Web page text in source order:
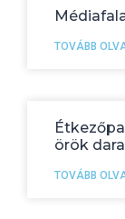
TOVÁBB
örök
TOVÁBB